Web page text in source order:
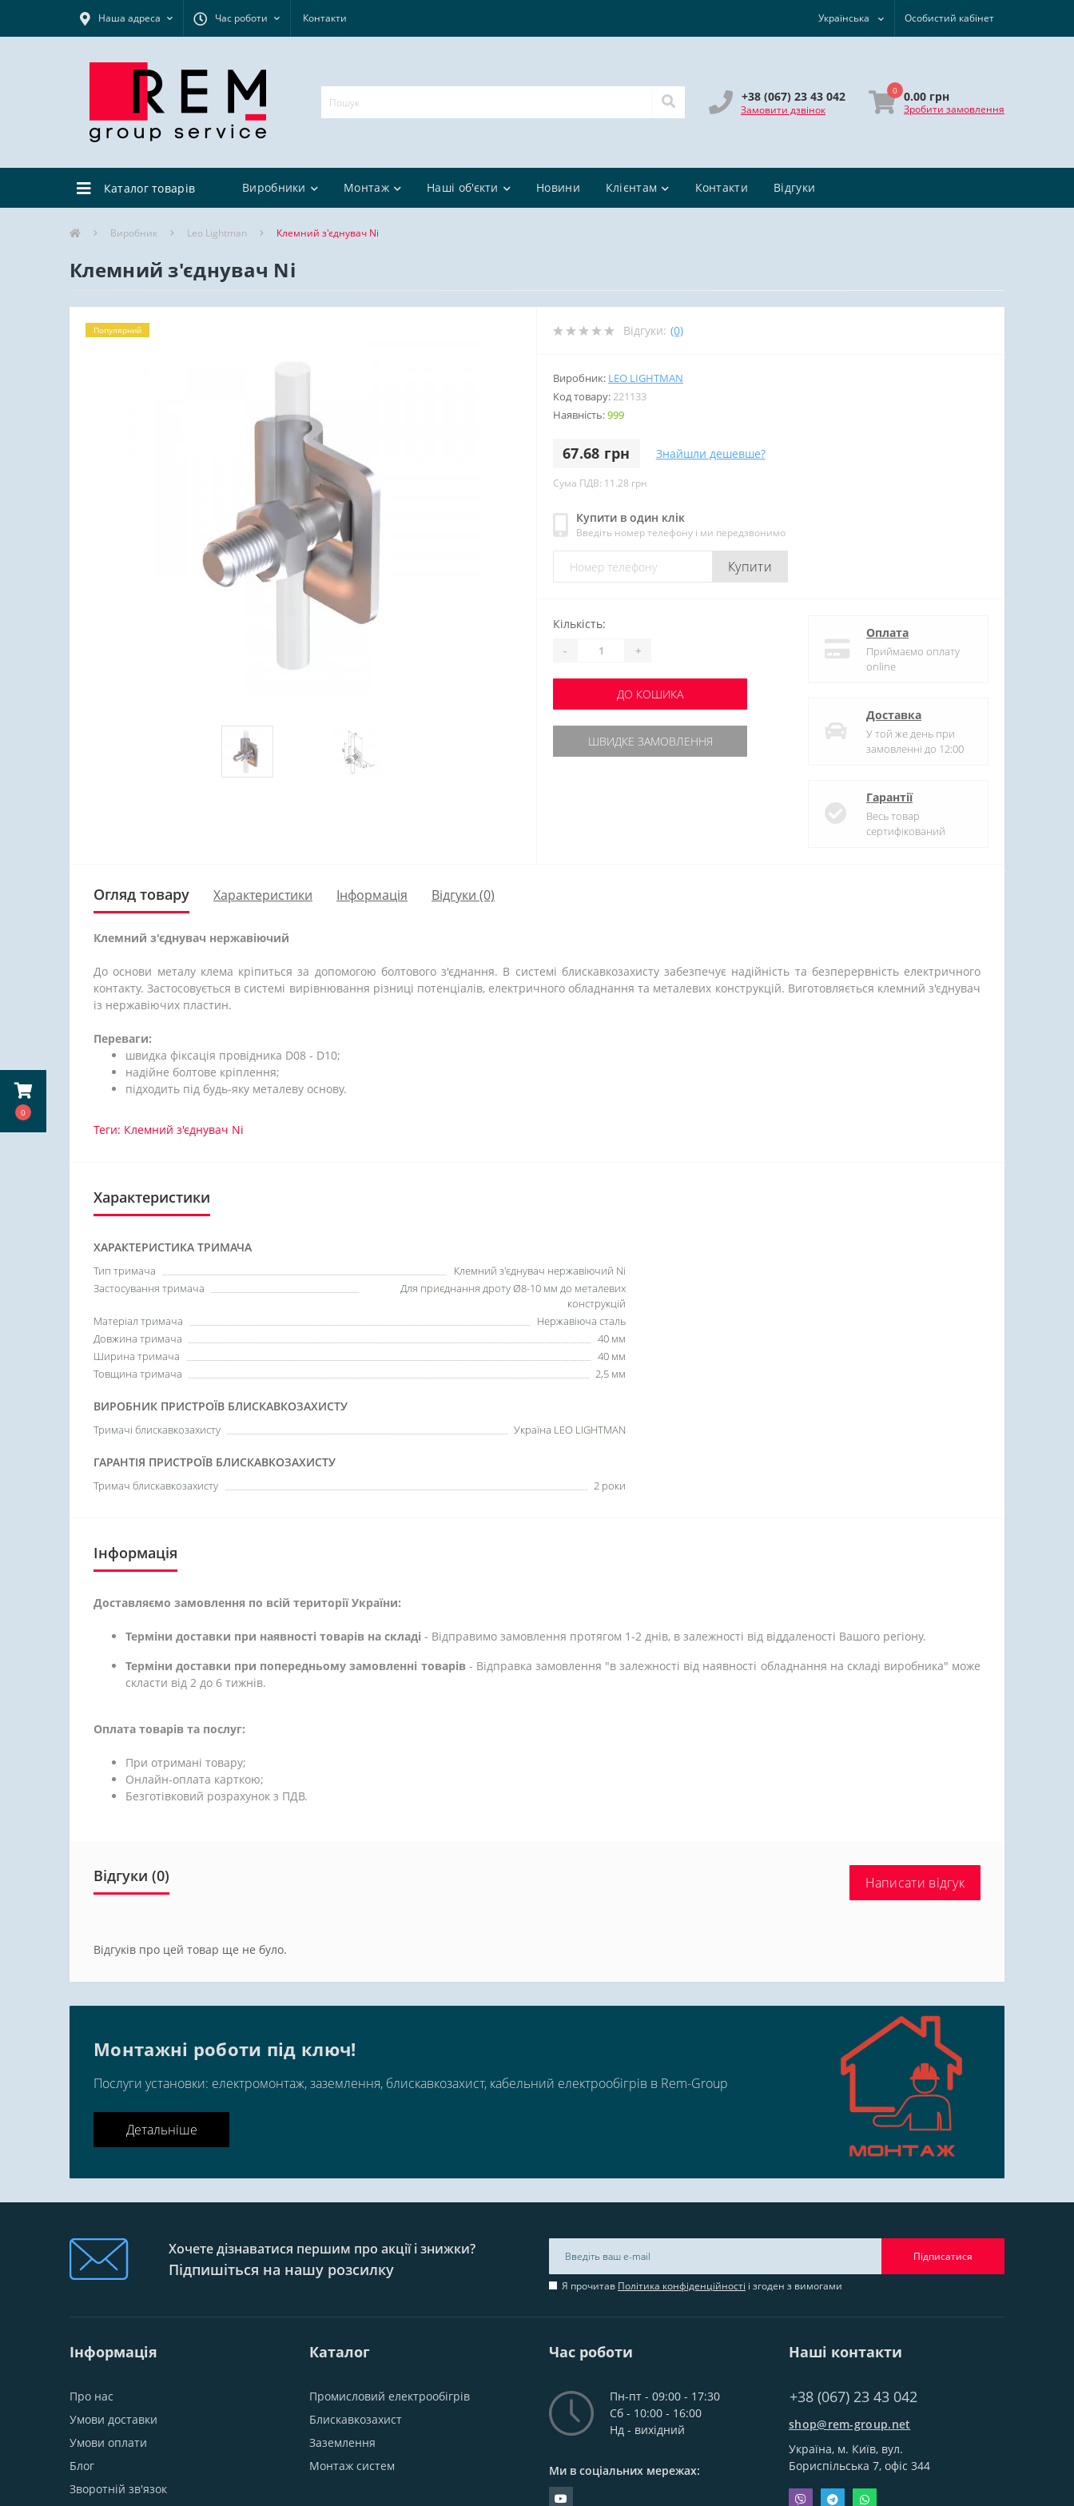
0
Наша адреса Час роботи Контакти Українська Особистий кабінет
+38 (067) 23 43 042
Замовити дзвінок
0 0.00 грн
Зробити замовлення
Каталог товарів Виробники Монтаж Наші об'єкти Новини Клієнтам Контакти Відгуки
Виробник Leo Lightman Клемний з'єднувач Ni
Клемний з'єднувач Ni
Популярний Відгуки: (0)
Виробник: LEO LIGHTMAN
Код товару:221133
Наявність:999
67.68 грн Знайшли дешевше?
Сума ПДВ: 11.28 грн
Купити в один клік
Введіть номер телефону і ми передзвонимо
Купити
Кількість:
- +
ДО КОШИКА
ШВИДКЕ ЗАМОВЛЕННЯ
Оплата
Приймаємо оплату
online
Доставка
У той же день при
замовленні до 12:00
Гарантії
Весь товар
сертифікований
Огляд товару Характеристики Інформація Відгуки (0)
Клемний з'єднувач нержавіючий
До основи металу клема кріпиться за допомогою болтового з'єднання. В системі блискавкозахисту забезпечує надійність та безперервність електричного
контакту. Застосовується в системі вирівнювання різниці потенціалів, електричного обладнання та металевих конструкцій. Виготовляється клемний з'єднувач
із нержавіючих пластин.
Переваги:
швидка фіксація провідника D08 - D10;
надійне болтове кріплення;
підходить під будь-яку металеву основу.
Теги: Клемний з'єднувач Ni
Характеристики
ХАРАКТЕРИСТИКА ТРИМАЧА
Тип тримача
Клемний з'єднувач нержавіючий Ni
Застосування тримача
Для приєднання дроту Ø8-10 мм до металевих
конструкцій
Матеріал тримача
Нержавіюча сталь
Довжина тримача
40 мм
Ширина тримача
40 мм
Товщина тримача
2,5 мм
ВИРОБНИК ПРИСТРОЇВ БЛИСКАВКОЗАХИСТУ
Тримачі блискавкозахисту Україна LEO LIGHTMAN
ГАРАНТІЯ ПРИСТРОЇВ БЛИСКАВКОЗАХИСТУ
Тримач блискавкозахисту 2 роки
Інформація
Доставляємо замовлення по всій території України:
Терміни доставки при наявності товарів на складі - Відправимо замовлення протягом 1-2 днів, в залежності від віддаленості Вашого регіону.
Терміни доставки при попередньому замовленні товарів- Відправка замовлення "в залежності від наявності обладнання на складі виробника" може
скласти від 2 до 6 тижнів.
Оплата товарів та послуг:
При отримані товару;
Онлайн-оплата карткою;
Безготівковий розрахунок з ПДВ.
Відгуки (0) Написати відгук
Відгуків про цей товар ще не було.
Монтажні роботи під ключ!
Послуги установки: електромонтаж, заземлення, блискавкозахист, кабельний електрообігрів в Rem-Group
Детальніше
Хочете дізнаватися першим про акції і знижки?
Підпишіться на нашу розсилку
Підписатися
Я прочитав Політика конфіденційності і згоден з вимогами
Інформація
Про нас
Умови доставки
Умови оплати
Блог
Зворотній зв'язок
Каталог
Промисловий електрообігрів
Блискавкозахист
Заземлення
Монтаж систем
Час роботи
Пн-пт - 09:00 - 17:30
Сб - 10:00 - 16:00
Нд - вихідний
Ми в соціальних мережах:
Наші контакти
+38 (067) 23 43 042
shop@rem-group.net
Україна, м. Київ, вул.
Бориспільська 7, офіс 344